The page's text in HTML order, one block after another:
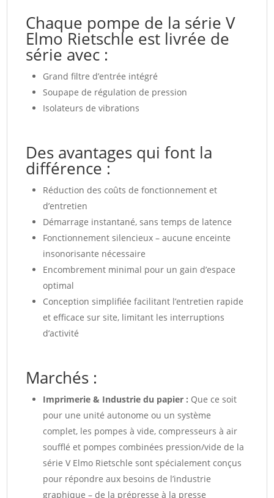
Chaque pompe de la série V
Elmo Rietschle est livrée de
série avec :
Grand filtre d’entrée intégré
Soupape de régulation de pression
Isolateurs de vibrations
Des avantages qui font la
différence :
Réduction des coûts de fonctionnement et
d’entretien
Démarrage instantané, sans temps de latence
Fonctionnement silencieux – aucune enceinte
insonorisante nécessaire
Encombrement minimal pour un gain d’espace
optimal
Conception simplifiée facilitant l’entretien rapide
et efficace sur site, limitant les interruptions
d’activité
Marchés :
Imprimerie & Industrie du papier : Que ce soit
pour une unité autonome ou un système
complet, les pompes à vide, compresseurs à air
soufflé et pompes combinées pression/vide de la
série V Elmo Rietschle sont spécialement conçus
pour répondre aux besoins de l’industrie
graphique – de la prépresse à la presse